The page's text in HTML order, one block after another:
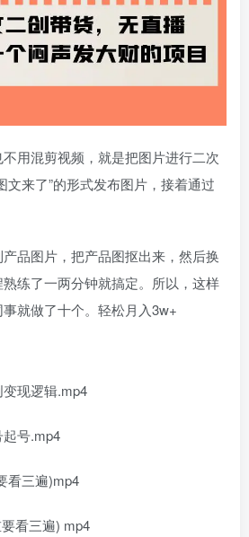
用混剪视频，就是把图片进行二次
文来了”的形式发布图片，接着通过
品图片，把产品图抠出来，然后换
练了一两分钟就搞定。所以，这样
就做了十个。轻松月入3w+
现逻辑.mp4
号.mp4
看三遍)mp4
看三遍) mp4